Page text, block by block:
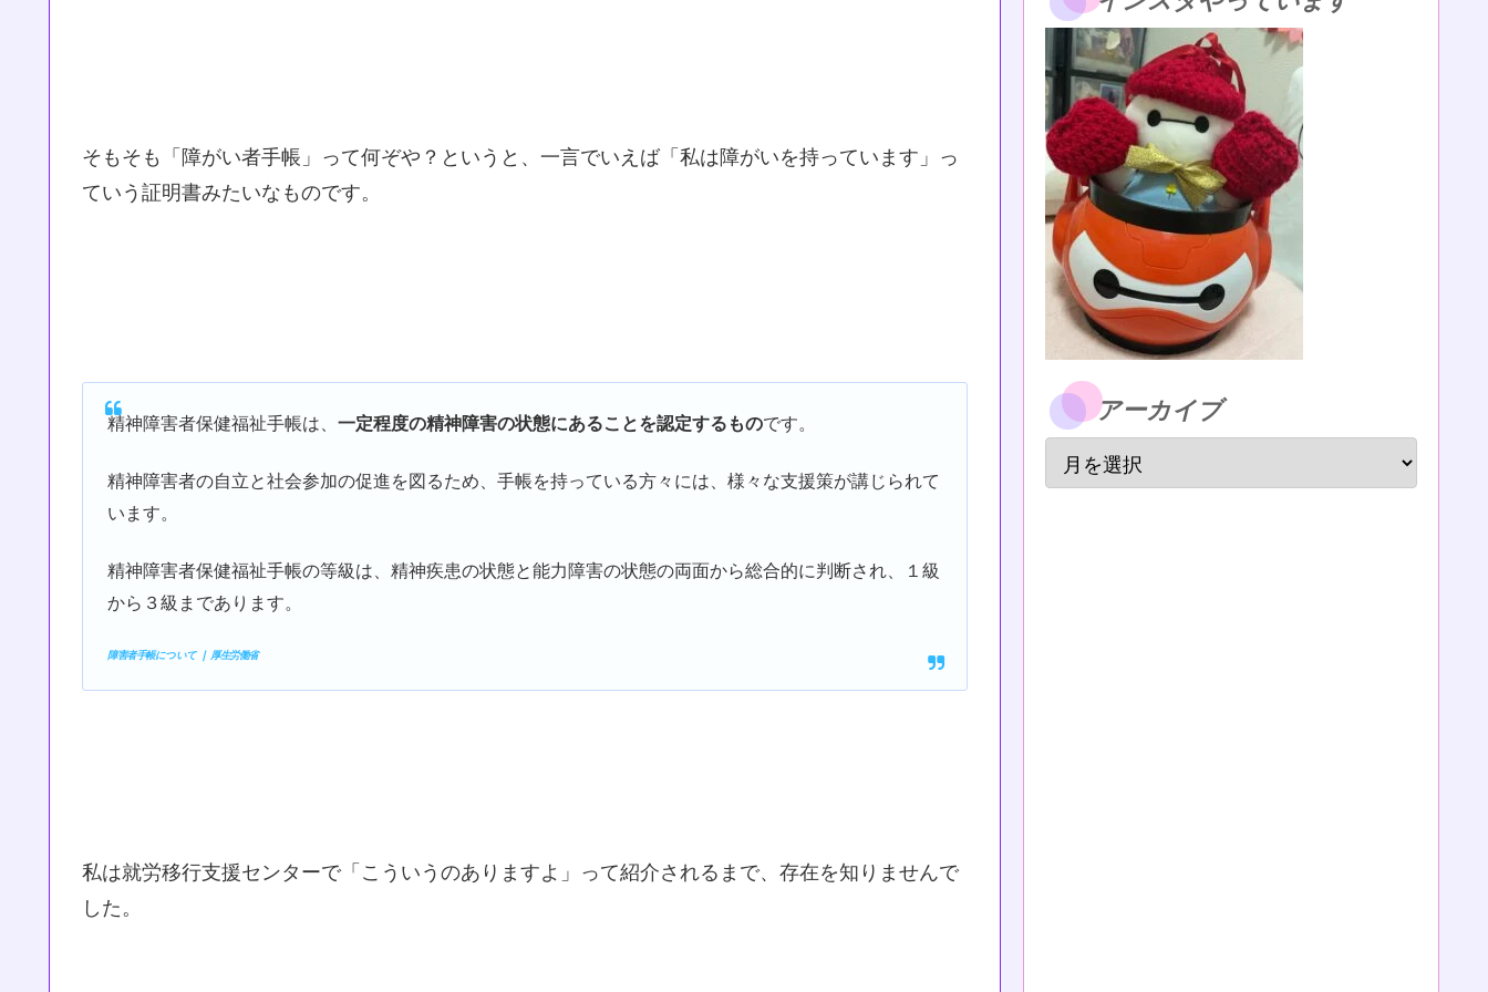
そもそも「障がい者手帳」って何ぞや？というと、一言でいえば「私は障がいを持っています」っ
ていう証明書みたいなものです。
精神障害者保健福祉手帳は、 一定程度の精神障害の状態にあることを認定するものです。
精神障害者の自立と社会参加の促進を図るため、手帳を持っている方々には、様々な支援策が講じられて
います。
精神障害者保健福祉手帳の等級は、精神疾患の状態と能力障害の状態の両面から総合的に判断され、１級
から３級まであります。
障害者手帳について ❘ 厚生労働省
私は就労移行支援センターで「こういうのありますよ」って紹介されるまで、存在を知りませんで
した。
アーカイブ